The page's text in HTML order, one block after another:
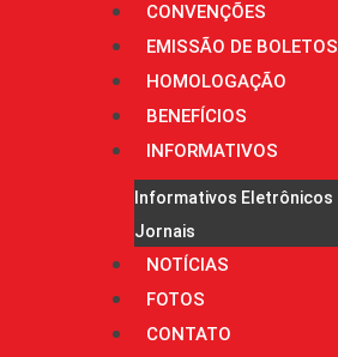
CONVENÇÕES
EMISSÃO DE BOLETOS
HOMOLOGAÇÃO
BENEFÍCIOS
INFORMATIVOS
Informativos Eletrônicos
Jornais
NOTÍCIAS
FOTOS
CONTATO